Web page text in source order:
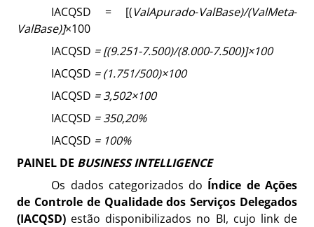
IACQSD = [(ValApurado-ValBase)/(ValMeta-
ValBase)]×100
IACQSD = [(9.251-7.500)/(8.000-7.500)]×100
IACQSD = (1.751/500)×100
IACQSD = 3,502×100
IACQSD = 350,20%
IACQSD = 100%
PAINEL DE BUSINESS INTELLIGENCE
Os dados categorizados do Índice de Ações
de Controle de Qualidade dos Serviços Delegados
(IACQSD) estão disponibilizados no BI, cujo link de